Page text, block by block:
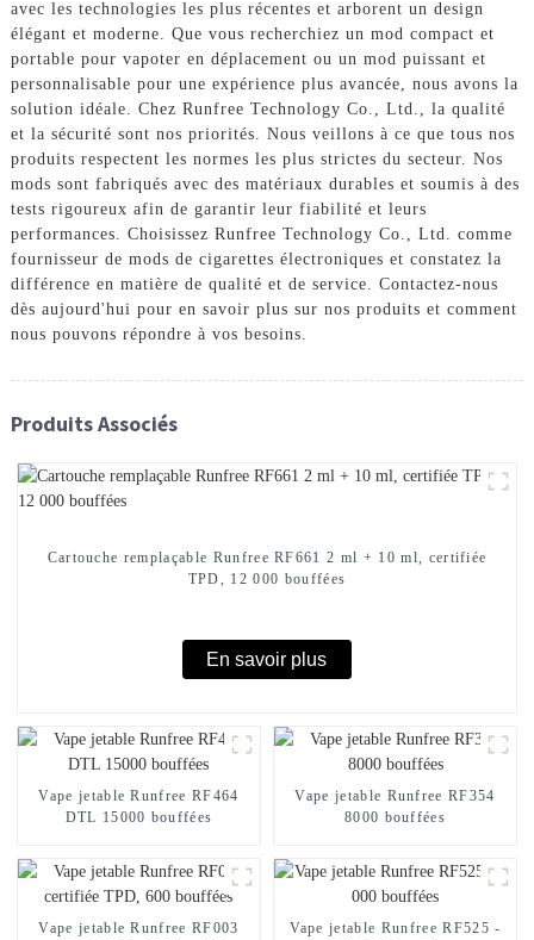
avec les technologies les plus récentes et arborent un design
élégant et moderne. Que vous recherchiez un mod compact et
portable pour vapoter en déplacement ou un mod puissant et
personnalisable pour une expérience plus avancée, nous avons la
solution idéale. Chez Runfree Technology Co., Ltd., la qualité
et la sécurité sont nos priorités. Nous veillons à ce que tous nos
produits respectent les normes les plus strictes du secteur. Nos
mods sont fabriqués avec des matériaux durables et soumis à des
tests rigoureux afin de garantir leur fiabilité et leurs
performances. Choisissez Runfree Technology Co., Ltd. comme
fournisseur de mods de cigarettes électroniques et constatez la
différence en matière de qualité et de service. Contactez-nous
dès aujourd'hui pour en savoir plus sur nos produits et comment
nous pouvons répondre à vos besoins.
Produits Associés
Cartouche remplaçable Runfree RF661 2 ml + 10 ml, certifiée
TPD, 12 000 bouffées
En savoir plus
Vape jetable Runfree RF464
DTL 15000 bouffées
Vape jetable Runfree RF354
8000 bouffées
Vape jetable Runfree RF003
Vape jetable Runfree RF525 -